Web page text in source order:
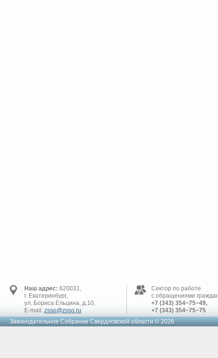
Наш адрес: 620031,
г. Екатеринбург,
ул. Бориса Ельцина, д.10,
E-mail: zsso@zsso.ru
Сектор по работе
с обращениями
+7 (343) 354−75−49,
+7 (343) 354−75−75
Законодательное Cобрание Свердловской области © 2026